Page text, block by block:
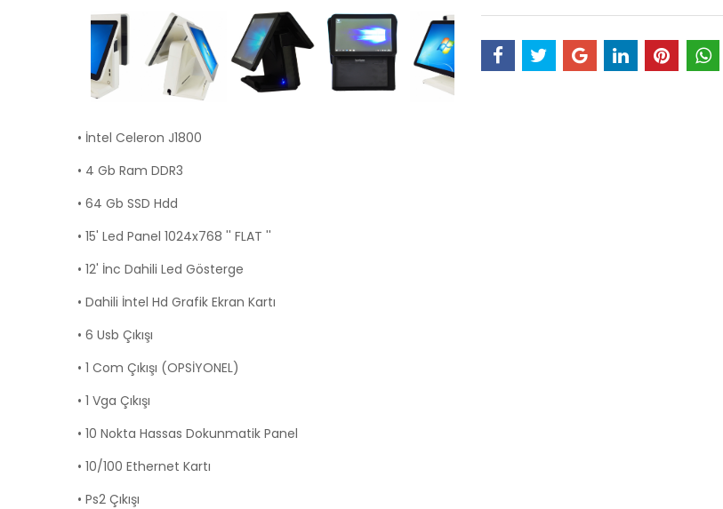
• İntel Celeron J1800
• 4 Gb Ram DDR3
• 64 Gb SSD Hdd
• 15' Led Panel 1024x768 '' FLAT ''
• 12' İnc Dahili Led Gösterge
• Dahili İntel Hd Grafik Ekran Kartı
• 6 Usb Çıkışı
• 1 Com Çıkışı (OPSİYONEL)
• 1 Vga Çıkışı
• 10 Nokta Hassas Dokunmatik Panel
• 10/100 Ethernet Kartı
• Ps2 Çıkışı